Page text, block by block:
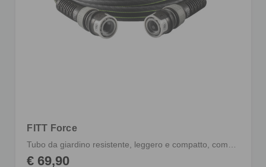
FITT Force
€ 69,90